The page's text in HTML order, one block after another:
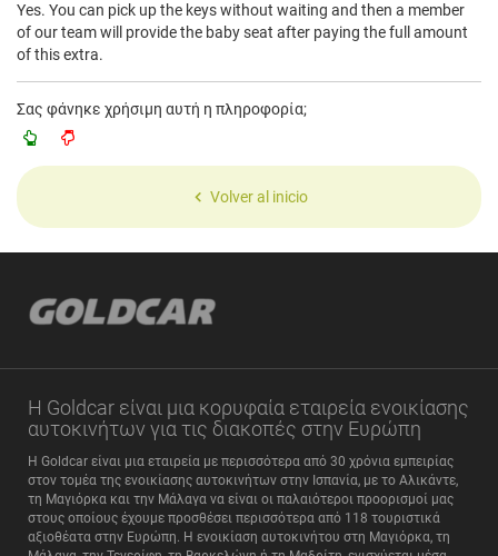
Yes. You can pick up the keys without waiting and then a member
of our team will provide the baby seat after paying the full amount
of this extra.
Σας φάνηκε χρήσιμη αυτή η πληροφορία;
Volver al inicio
Η Goldcar είναι μια κορυφαία εταιρεία ενοικίασης
αυτοκινήτων για τις διακοπές στην Ευρώπη
Η Goldcar είναι μια εταιρεία με περισσότερα από 30 χρόνια εμπειρίας
στον τομέα της ενοικίασης αυτοκινήτων στην Ισπανία, με το Αλικάντε,
τη Μαγιόρκα και την Μάλαγα να είναι οι παλαιότεροι προορισμοί μας
στους οποίους έχουμε προσθέσει περισσότερα από 118 τουριστικά
αξιοθέατα στην Ευρώπη. Η ενοικίαση αυτοκινήτου στη Μαγιόρκα, τη